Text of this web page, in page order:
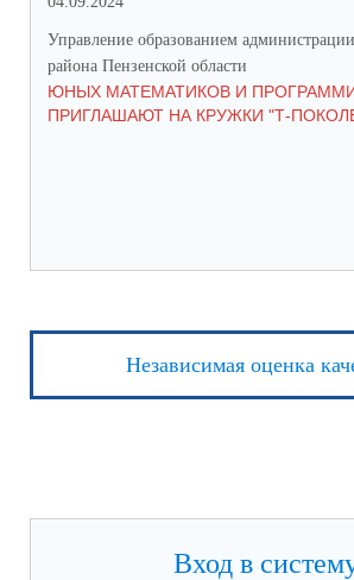
Управление образованием
района Пензенской области
ЮНЫХ МАТЕМАТИКОВ И
ПРИГЛАШАЮТ НА КРУЖКИ "Т-
Независимая оценка
Вход в